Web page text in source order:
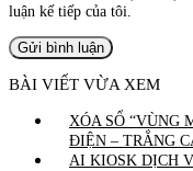
luận kế tiếp của tôi.
BÀI VIẾT VỪA XEM
XÓA SỔ “VÙNG
ĐIỆN – TRẮNG
AI KIOSK DỊCH